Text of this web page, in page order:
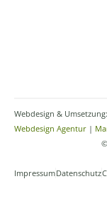
Webdesign &
Webdesign Agentur |
ImpressumDatenschutz